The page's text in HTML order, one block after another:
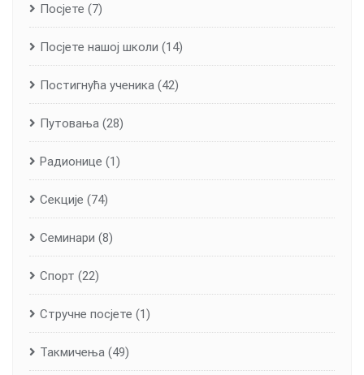
Посјете (7)
Посјете нашој школи (14)
Постигнућа ученика (42)
Путовања (28)
Радионице (1)
Секције (74)
Семинари (8)
Спорт (22)
Стручне посјете (1)
Такмичења (49)